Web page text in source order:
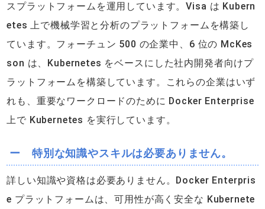
スプラットフォームを運用しています。Visa は Kubern
etes 上で機械学習と分析のプラットフォームを構築し
ています。フォーチュン 500 の企業中、6 位の McKes
son は、Kubernetes をベースにした社内開発者向けプ
ラットフォームを構築しています。これらの企業はいず
れも、重要なワークロードのために Docker Enterprise
上で Kubernetes を実行しています。
ー 特別な知識やスキルは必要ありません。
詳しい知識や資格は必要ありません。Docker Enterpris
e プラットフォームは、可用性が高く安全な Kubernete